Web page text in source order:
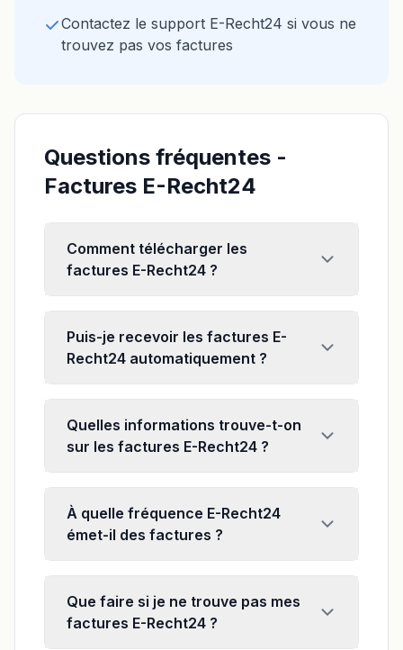
Contactez le support E-Recht24 si vous ne
trouvez pas vos factures
Questions fréquentes -
Factures E-Recht24
Comment télécharger les
factures E-Recht24 ?
Puis-je recevoir les factures E-
Recht24 automatiquement ?
Quelles informations trouve-t-on
sur les factures E-Recht24 ?
À quelle fréquence E-Recht24
émet-il des factures ?
Que faire si je ne trouve pas mes
factures E-Recht24 ?